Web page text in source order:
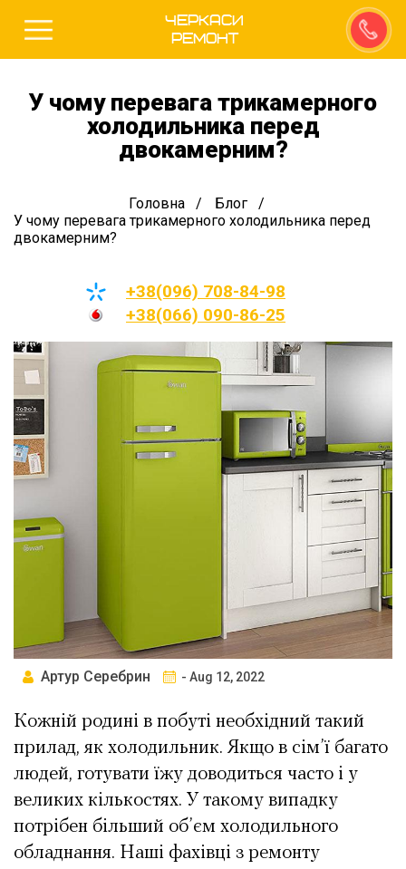
Черкаси
Ремонт
У чому перевага трикамерного
холодильника перед
двокамерним?
Головна
Блог
У чому перевага трикамерного холодильника перед
двокамерним?
+38(096) 708-84-98
+38(066) 090-86-25
Артур Серебрин - Aug 12, 2022
Кожній родині в побуті необхідний такий
прилад, як холодильник. Якщо в сім’ї багато
людей, готувати їжу доводиться часто і у
великих кількостях. У такому випадку
потрібен більший об’єм холодильного
обладнання. Наші фахівці з ремонту